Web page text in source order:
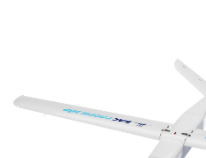
Оставить заявку